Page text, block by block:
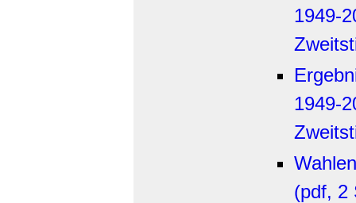
1949-
1949-
(pdf, 2